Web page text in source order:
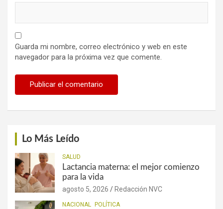
Guarda mi nombre, correo electrónico y web en este
navegador para la próxima vez que comente.
Lo Más Leído
SALUD
Lactancia materna: el mejor comienzo
para la vida
agosto 5, 2026 Redacción NVC
NACIONAL POLÍTICA